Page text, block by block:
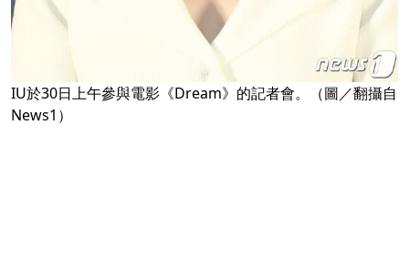
IU於30日上午參與電影《Dream》的記者會。（圖／翻攝自
News1）